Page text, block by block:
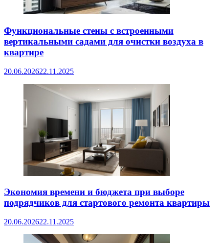
Функциональные стены с встроенными
вертикальными садами для очистки воздуха в
квартире
20.06.202622.11.2025
Экономия времени и бюджета при выборе
подрядчиков для стартового ремонта квартиры
20.06.202622.11.2025